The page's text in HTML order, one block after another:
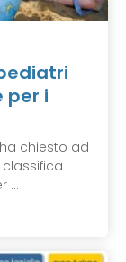
per i
chiesto ad
...